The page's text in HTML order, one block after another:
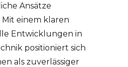
Ansätze
einem klaren
Entwicklungen in
positioniert sich
als zuverlässiger